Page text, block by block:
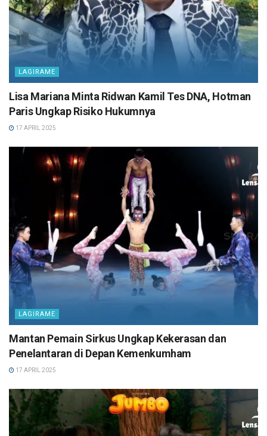
LAGIRAME
Lisa Mariana Minta Ridwan Kamil Tes DNA, Hotman
Paris Ungkap Risiko Hukumnya
17 APRIL 2025
LAGIRAME
Mantan Pemain Sirkus Ungkap Kekerasan dan
Penelantaran di Depan Kemenkumham
17 APRIL 2025